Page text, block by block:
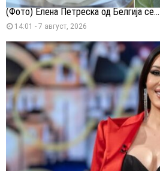
(Фото) Елена Петреска од Белгија се...
14:01 - 7 август, 2026